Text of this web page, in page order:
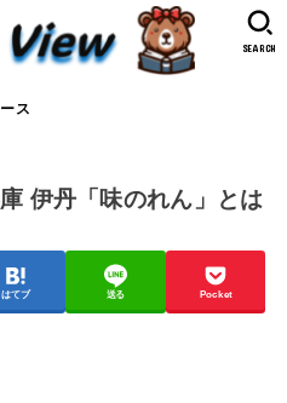
ス
SEARCH
伊丹「味のれん」とは
はてブ 送る Pocket